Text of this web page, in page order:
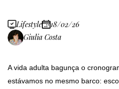
Lifestyle
18/02/26
Giulia Costa
A vida adulta bagunça o
estávamos no mesmo barco: